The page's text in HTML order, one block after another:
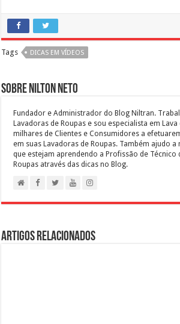
Tags DICAS EM VÍDEOS
Sobre Nilton Neto
Fundador e Administrador do Blog Niltran.
Lavadoras de Roupas e sou especialista em Lava
milhares de Clientes e Consumidores a
em suas Lavadoras de Roupas. Também ajudo a
que estejam aprendendo a Profissão de Técnico
Roupas através das dicas no Blog.
Artigos Relacionados